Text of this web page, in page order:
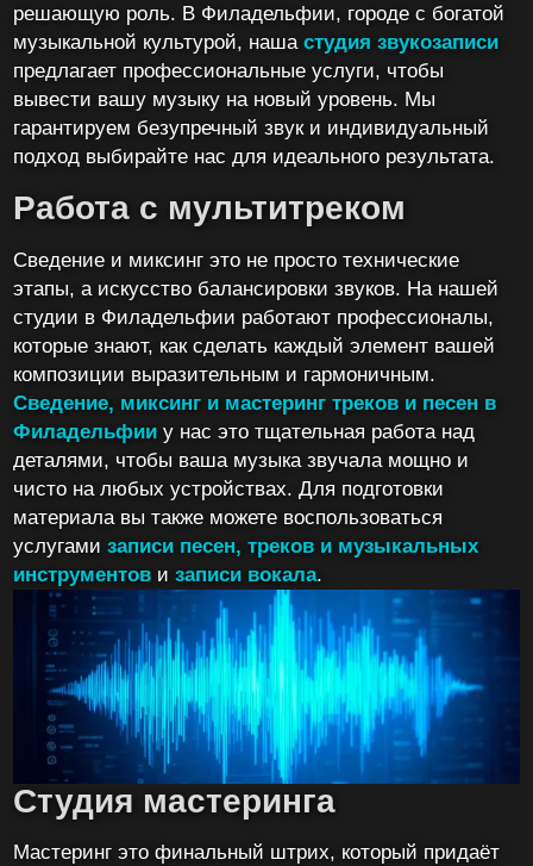
решающую роль. В Филадельфии, городе с богатой
музыкальной культурой, нашастудия звукозаписи
предлагает профессиональные услуги, чтобы
вывести вашу музыку на новый уровень. Мы
гарантируем безупречный звук и индивидуальный
подход выбирайте нас для идеального результата.
Работа с мультитреком
Сведение и миксинг это не просто технические
этапы, а искусство балансировки звуков. На нашей
студии в Филадельфии работают профессионалы,
которые знают, как сделать каждый элемент вашей
композиции выразительным и гармоничным.
Сведение, миксинг и мастеринг треков и песен в
Филадельфии у нас это тщательная работа над
деталями, чтобы ваша музыка звучала мощно и
чисто на любых устройствах. Для подготовки
материала вы также можете воспользоваться
услугамизаписи песен, треков и музыкальных
инструментов изаписи вокала.
Студия мастеринга
Мастеринг это финальный штрих, который придаёт